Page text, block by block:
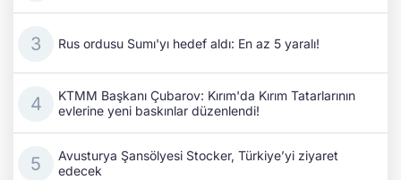
Rus ordusu Sumı'yı hedef aldı: En az 5 yaralı!
KTMM Başkanı Çubarov: Kırım'da Kırım Tatarlarının
evlerine yeni baskınlar düzenlendi!
Avusturya Şansölyesi Stocker, Türkiye’yi ziyaret
edecek